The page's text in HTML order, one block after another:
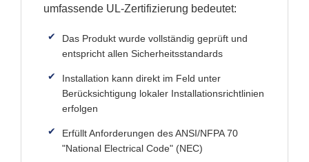
umfassende UL-Zertifizierung bedeutet:
Das Produkt wurde vollständig geprüft und
entspricht allen Sicherheitsstandards
Installation kann direkt im Feld unter
Berücksichtigung lokaler Installationsrichtlinien
erfolgen
Erfüllt Anforderungen des ANSI/NFPA 70
"National Electrical Code" (NEC)